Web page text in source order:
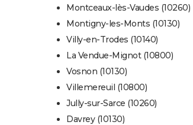
Montceaux-lès-Vaudes (10260)
Montigny-les-Monts (10130)
Villy-en-Trodes (10140)
La Vendue-Mignot (10800)
Vosnon (10130)
Villemereuil (10800)
Jully-sur-Sarce (10260)
Davrey (10130)